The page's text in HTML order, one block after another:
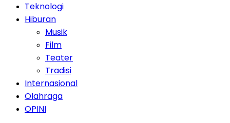
Teknologi
Hiburan
Musik
Film
Teater
Tradisi
Internasional
Olahraga
OPINI